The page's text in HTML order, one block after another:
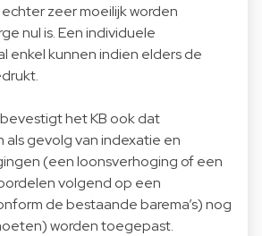
zeer moeilijk worden
nul is. Een individuele
enkel kunnen indien elders de
het KB ook dat
gevolg van indexatie en
(een loonsverhoging of een
volgend op een
de bestaande barema’s) nog
worden toegepast.